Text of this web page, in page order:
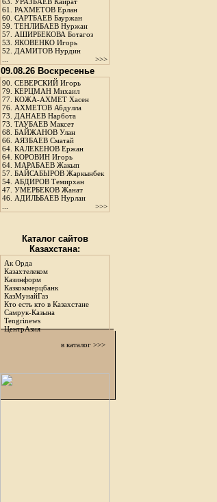
61. РАХМЕТОВ Ерлан
60. САРТБАЕВ Бауржан
59. ТЕНЛИБАЕВ Нуржан
57. АШИРБЕКОВА Ботагоз
53. ЯКОВЕНКО Игорь
52. ДАМИТОВ Нурдин
>>>
09.08.26 Воскресенье
90. СЕВЕРСКИЙ Игорь
79. КЕРЦМАН Михаил
77. КОЖА-АХМЕТ Хасен
76. АХМЕТОВ Абдулла
73. ДАНАЕВ Нарбота
73. ТАУБАЕВ Максет
68. БАЙЖАНОВ Улан
66. АЯЗБАЕВ Сматай
64. КАЛЕКЕНОВ Ержан
64. КОРОВИН Игорь
64. МАРАБАЕВ Жакып
57. БАЙСАБЫРОВ Жаркынбек
54. АБДИРОВ Темирхан
47. УМЕРБЕКОВ Жанат
46. АДИЛЬБАЕВ Нурлан
>>>
Каталог сайтов
Казахстана:
Ак Орда
Казахтелеком
Казинформ
Казкоммерцбанк
КазМунайГаз
Кто есть кто в Казахстане
Самрук-Казына
Tengrinews
ЦентрАзия
в каталог >>>